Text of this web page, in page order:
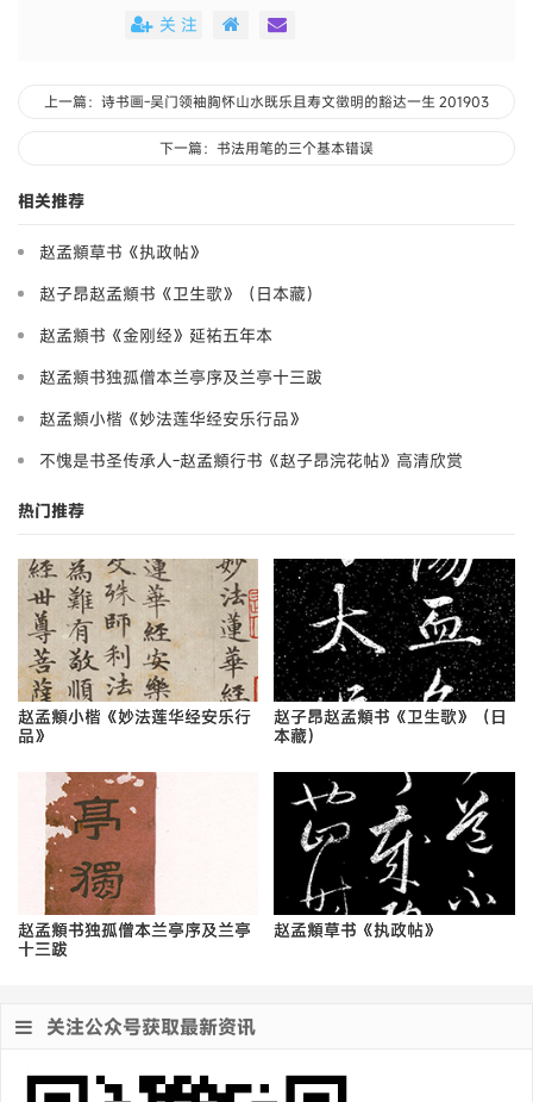
关 注
上一篇：诗书画-吴门领袖胸怀山水既乐且寿文徵明的豁达一生 201903
下一篇：书法用笔的三个基本错误
相关推荐
赵孟頫草书《执政帖》
赵子昂赵孟頫书《卫生歌》（日本藏）
赵孟頫书《金刚经》延祐五年本
赵孟頫书独孤僧本兰亭序及兰亭十三跋
赵孟頫小楷《妙法莲华经安乐行品》
不愧是书圣传承人-赵孟頫行书《赵子昂浣花帖》高清欣赏
热门推荐
赵孟頫小楷《妙法莲华经安乐行
品》
赵子昂赵孟頫书《卫生歌》（日
本藏）
赵孟頫书独孤僧本兰亭序及兰亭
十三跋
赵孟頫草书《执政帖》
关注公众号获取最新资讯